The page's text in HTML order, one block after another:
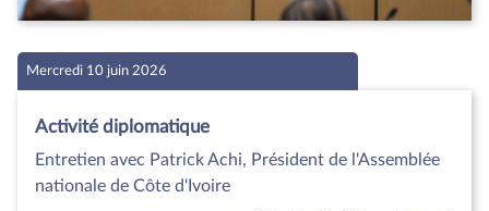
Mercredi 10 juin 2026
Activité diplomatique
Entretien avec Patrick Achi, Président de l'Assemblée
nationale de Côte d'Ivoire